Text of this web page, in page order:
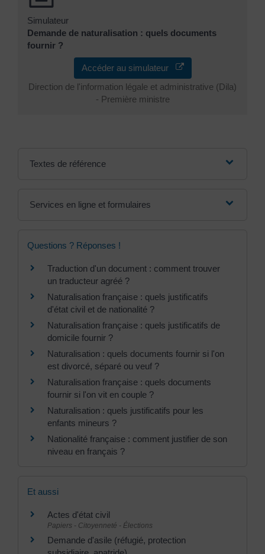
Simulateur
Demande de naturalisation : quels documents
fournir ?
Accéder au simulateur
Direction de l'information légale et administrative (Dila)
- Première ministre
Textes de référence
Services en ligne et formulaires
Questions ? Réponses !
Traduction d'un document : comment trouver
un traducteur agréé ?
Naturalisation française : quels justificatifs
d'état civil et de nationalité ?
Naturalisation française : quels justificatifs de
domicile fournir ?
Naturalisation : quels documents fournir si l'on
est divorcé, séparé ou veuf ?
Naturalisation française : quels documents
fournir si l'on vit en couple ?
Naturalisation : quels justificatifs pour les
enfants mineurs ?
Nationalité française : comment justifier de son
niveau en français ?
Et aussi
Actes d'état civil
Papiers - Citoyenneté - Élections
Demande d'asile (réfugié, protection